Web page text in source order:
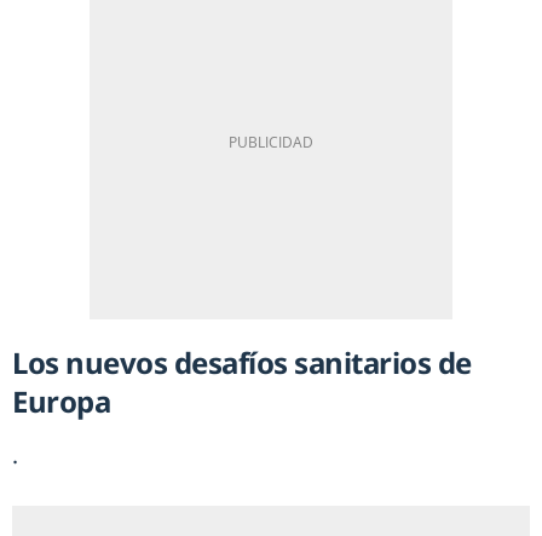
Los nuevos desafíos sanitarios de
Europa
.